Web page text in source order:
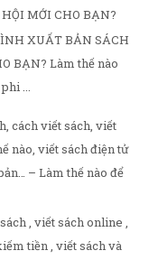
MỚI CHO BẠN?
XUẤT BẢN SÁCH
BẠN? Làm thế nào
...
cách viết sách, viết
nào, viết sách điện tử
– Làm thế nào để
, viết sách online ,
tiền , viết sách và